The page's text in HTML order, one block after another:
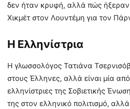
δεν ήταν κρυφή, αλλά πώς ήξεραν
Χικμέτ στον Λουντέμη για τον
Η Ελληνίστρια
Η γλωσσολόγος Τατιάνα
στους Έλληνες, αλλά είναι μία
ελληνίστριες της Σοβιετικής
της στον ελληνικό πολιτισμό,